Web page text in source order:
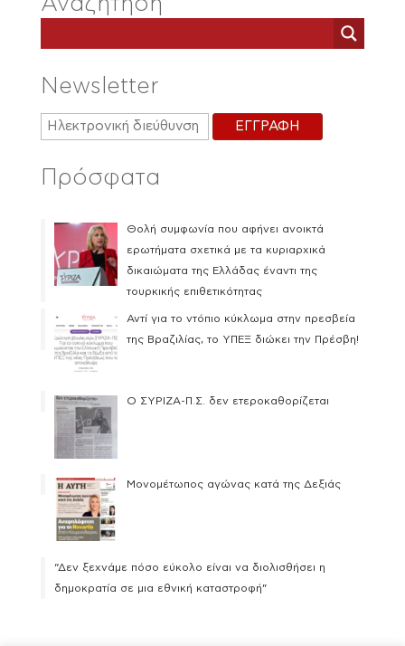
Newsletter
Πρόσφατα
Θολή συμφωνία που αφήνει ανοικτά
ερωτήματα σχετικά με τα κυριαρχικά
δικαιώματα της Ελλάδας έναντι της
τουρκικής επιθετικότητας
Αντί για το ντόπιο κύκλωμα στην πρεσβεία
της Βραζιλίας, το ΥΠΕΞ διώκει την Πρέσβη!
Ο ΣΥΡΙΖΑ-Π.Σ. δεν ετεροκαθορίζεται
Μονομέτωπος αγώνας κατά της Δεξιάς
“Δεν ξεχνάμε πόσο εύκολο είναι να διολισθήσει η
δημοκρατία σε μια εθνική καταστροφή”